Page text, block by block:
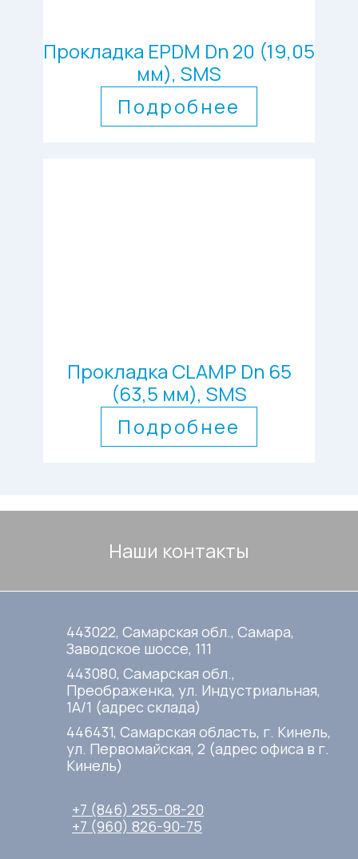
Прокладка EPDM Dn 20 (19,05
мм), SMS
Подробнее
Прокладка CLAMP Dn 65
(63,5 мм), SMS
Подробнее
Наши контакты
443022, Самарская обл., Самара,
Заводское шоссе, 111
443080, Самарская обл.,
Преображенка, ул. Индустриальная,
1А/1 (адрес склада)
446431, Самарская область, г. Кинель,
ул. Первомайская, 2 (адрес офиса в г.
Кинель)
+7 (846) 255-08-20
+7 (960) 826-90-75